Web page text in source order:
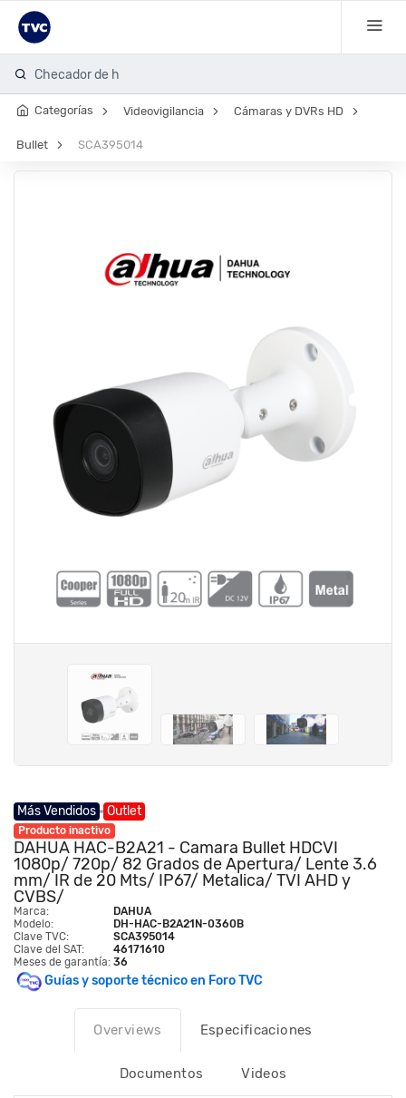
Checador de huell
Categorías Videovigilancia Cámaras y DVRs HD
Bullet SCA395014
Más Vendidos Outlet
Producto inactivo
DAHUA HAC-B2A21 - Camara Bullet HDCVI
1080p/ 720p/ 82 Grados de Apertura/ Lente 3.6
mm/ IR de 20 Mts/ IP67/ Metalica/ TVI AHD y
CVBS/
Marca:
DAHUA
Modelo:
DH-HAC-B2A21N-0360B
Clave TVC:
SCA395014
Clave del SAT:
46171610
Meses de garantía: 36
Guías y soporte técnico en Foro TVC
Overviews Especificaciones
Documentos Videos